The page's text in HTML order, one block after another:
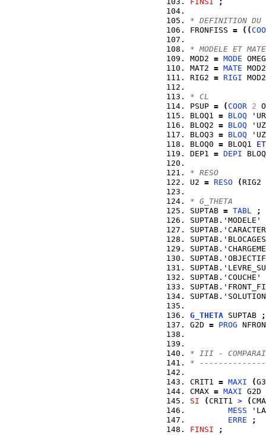
* DEFINITION DU
FRONFISS = ( (
* MODELE ET
MOD2 = MODE
MAT2 = MATE
RIG2 = RIGI
* CL
PSUP = (COOR 2
BLOQ1 = BLOQ
BLOQ2 = BLOQ
BLOQ3 = BLOQ
BLOQ0 = BLOQ1 ET
DEP1 = DEPI
* RESO
U2 = RESO (RIG2
* G_THETA
SUPTAB = TABL
;
SUPTAB.'MODELE'
SUPTAB.'COUCHE'
G_THETA SUPTAB
;
G2D = PROG
* III -
*
CRIT1 = MAXI (
CMAX = MAXI
SI
(CRIT1 > (
MESS 'LA
ERRE
;
FINSI
;